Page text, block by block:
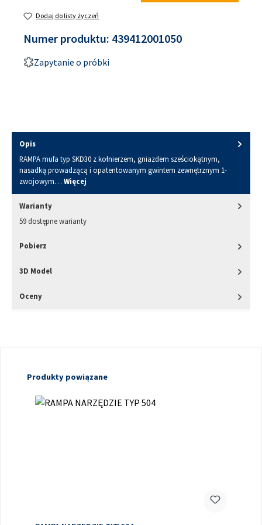
Dodaj do listy życzeń
Numer produktu: 439412001050
Zapytanie o próbki
Opis
RAMPA mufa typ SKD30 z kołnierzem, gniazdem sześciokątnym,
nasadką prowadzącą i opatentowanym gwintem zewnętrznym 1-
zwojowym… Więcej
Warianty
59 dostępne warianty
Pobierz
3D Model
Oceny
Pomiń galerię produktów
Produkty powiązane